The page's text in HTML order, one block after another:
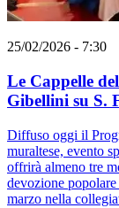
25/02/2026 - 7:30
Le Cappelle
Gibellini su S.
Diffuso oggi il
muraltese, evento
offrirà almeno tre
devozione
marzo nella